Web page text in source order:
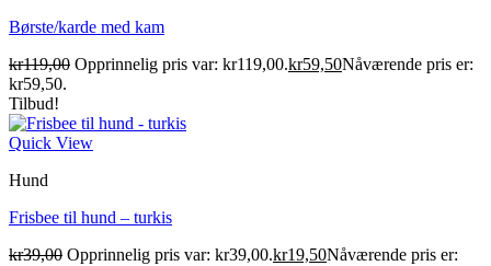
Børste/karde med kam
kr119,00 Opprinnelig pris var: kr119,00.kr59,50Nåværende pris er:
kr59,50.
Tilbud!
Quick View
Hund
Frisbee til hund – turkis
kr39,00 Opprinnelig pris var: kr39,00.kr19,50Nåværende pris er: